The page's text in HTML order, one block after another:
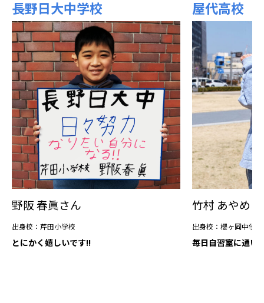
長野日大中学校
野阪 春眞さん
出身校：芹田小学校
とにかく嬉しいです!!
屋代高校
竹村 あやめ
出身校：櫻ヶ岡中学校
毎日自習室に通い